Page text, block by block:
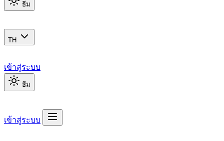
ธีม
TH
เข้าสู่ระบบ
ธีม
เข้าสู่ระบบ